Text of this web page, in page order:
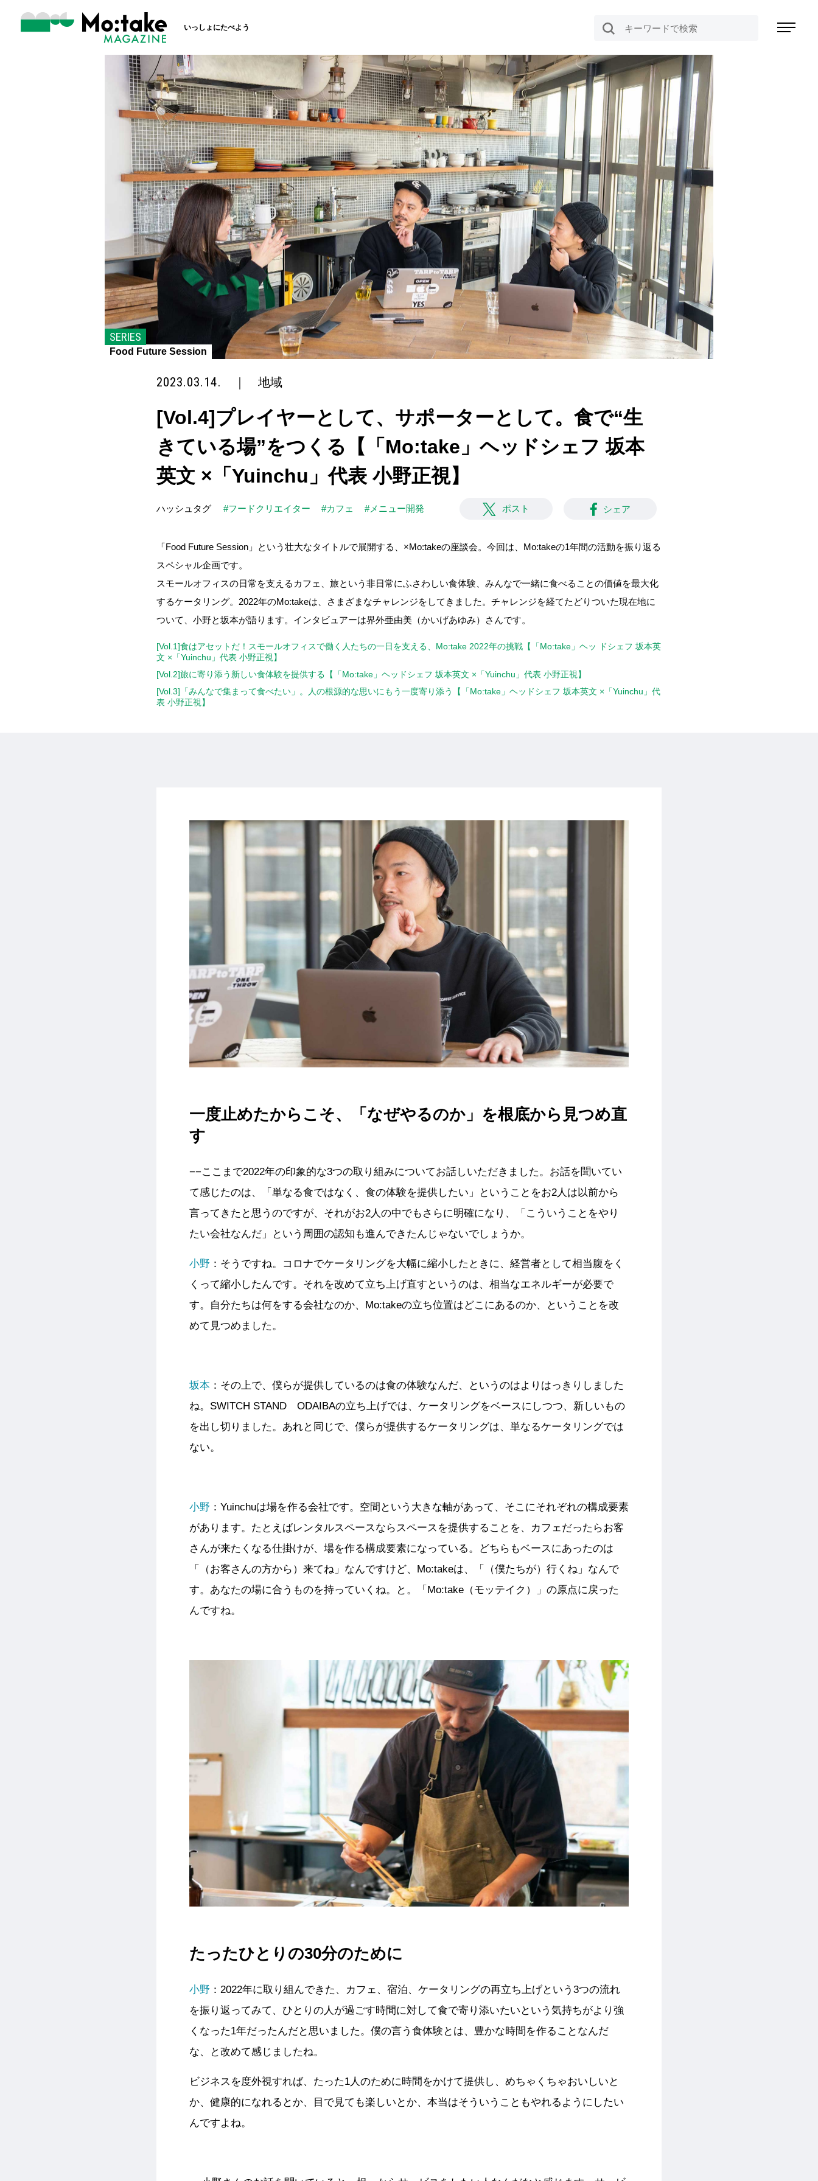
いっしょにたべよう
SERIES
Food Future Session
2023.03.14. 地域
[Vol.4]プレイヤーとして、サポーターとして。食で“生
きている場”をつくる【「Mo:take」ヘッドシェフ 坂本
英文 ×「Yuinchu」代表 小野正視】
ハッシュタグ #フードクリエイター #カフェ #メニュー開発 ポスト シェア
「Food Future Session」という壮大なタイトルで展開する、×Mo:takeの座談会。今回は、Mo:takeの1年間の活動を振り返る
スペシャル企画です。
スモールオフィスの日常を支えるカフェ、旅という非日常にふさわしい食体験、みんなで一緒に食べることの価値を最大化
するケータリング。2022年のMo:takeは、さまざまなチャレンジをしてきました。チャレンジを経てたどりついた現在地に
ついて、小野と坂本が語ります。インタビュアーは界外亜由美（かいげあゆみ）さんです。
[Vol.1]食はアセットだ！スモールオフィスで働く人たちの一日を支える、Mo:take 2022年の挑戦【「Mo:take」ヘッ ドシェフ 坂本英
文 ×「Yuinchu」代表 小野正視】
[Vol.2]旅に寄り添う新しい食体験を提供する【「Mo:take」ヘッドシェフ 坂本英文 ×「Yuinchu」代表 小野正視】
[Vol.3]「みんなで集まって食べたい」。人の根源的な思いにもう一度寄り添う【「Mo:take」ヘッドシェフ 坂本英文 ×「Yuinchu」代
表 小野正視】
一度止めたからこそ、「なぜやるのか」を根底から見つめ直
す
−−ここまで2022年の印象的な3つの取り組みについてお話しいただきました。お話を聞いてい
て感じたのは、「単なる食ではなく、食の体験を提供したい」ということをお2人は以前から
言ってきたと思うのですが、それがお2人の中でもさらに明確になり、「こういうことをやり
たい会社なんだ」という周囲の認知も進んできたんじゃないでしょうか。
小野 ：そうですね。コロナでケータリングを大幅に縮小したときに、経営者として相当腹をく
くって縮小したんです。それを改めて立ち上げ直すというのは、相当なエネルギーが必要で
す。自分たちは何をする会社なのか、Mo:takeの立ち位置はどこにあるのか、ということを改
めて見つめました。
坂本 ：その上で、僕らが提供しているのは食の体験なんだ、というのはよりはっきりしました
ね。SWITCH STAND ODAIBAの立ち上げでは、ケータリングをベースにしつつ、新しいもの
を出し切りました。あれと同じで、僕らが提供するケータリングは、単なるケータリングでは
ない。
小野 ：Yuinchuは場を作る会社です。空間という大きな軸があって、そこにそれぞれの構成要素
があります。たとえばレンタルスペースならスペースを提供することを、カフェだったらお客
さんが来たくなる仕掛けが、場を作る構成要素になっている。どちらもベースにあったのは
「（お客さんの方から）来てね」なんですけど、Mo:takeは、「（僕たちが）行くね」なんで
す。あなたの場に合うものを持っていくね。と。「Mo:take（モッテイク）」の原点に戻った
んですね。
たったひとりの30分のために
小野 ：2022年に取り組んできた、カフェ、宿泊、ケータリングの再立ち上げという3つの流れ
を振り返ってみて、ひとりの人が過ごす時間に対して食で寄り添いたいという気持ちがより強
くなった1年だったんだと思いました。僕の言う食体験とは、豊かな時間を作ることなんだ
な、と改めて感じましたね。
ビジネスを度外視すれば、たった1人のために時間をかけて提供し、めちゃくちゃおいしいと
か、健康的になれるとか、目で見ても楽しいとか、本当はそういうこともやれるようにしたい
んですよね。